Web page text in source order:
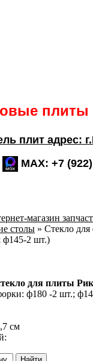
плиты
плит адрес:
MAX: +7
магазин
столы » Стекло для
ф145-2 шт.)
для плиты
ф180 -2 шт.;
см